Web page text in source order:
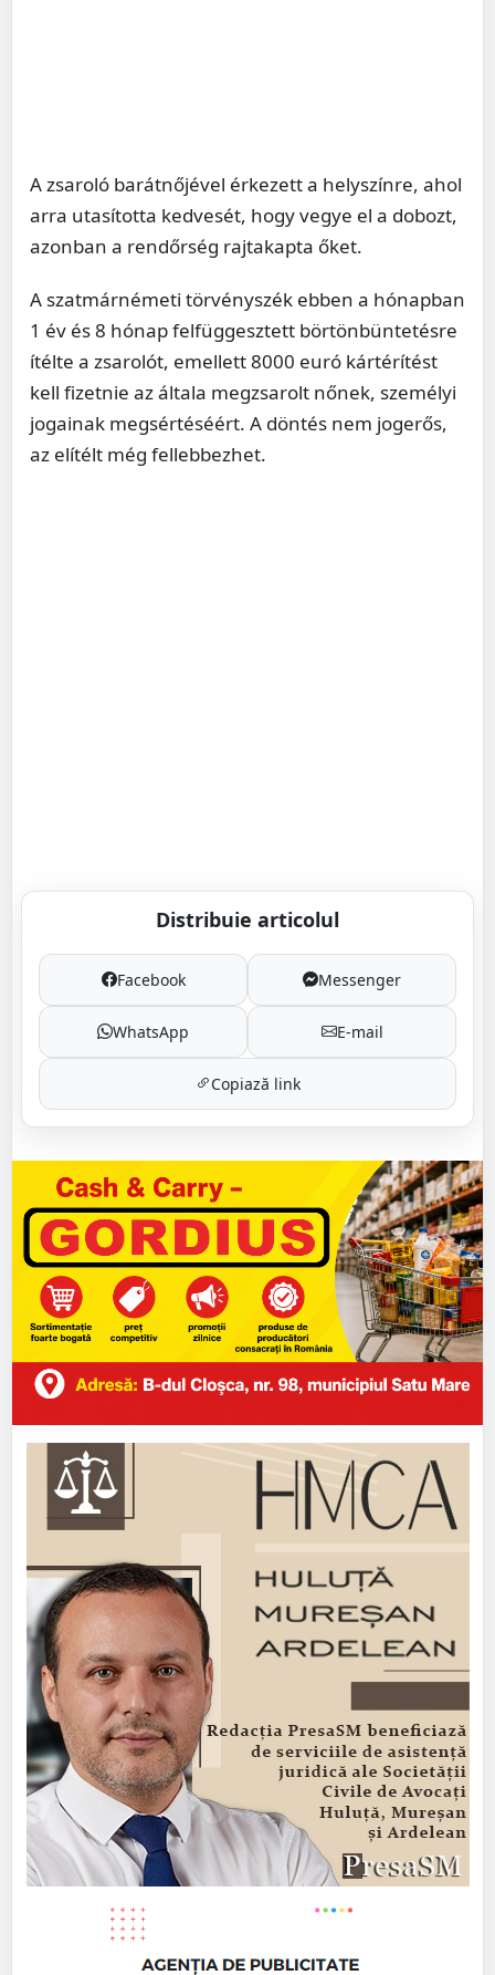
A zsaroló barátnőjével érkezett a helyszínre, ahol
arra utasította kedvesét, hogy vegye el a dobozt,
azonban a rendőrség rajtakapta őket.
A szatmárnémeti törvényszék ebben a hónapban
1 év és 8 hónap felfüggesztett börtönbüntetésre
ítélte a zsarolót, emellett 8000 euró kártérítést
kell fizetnie az általa megzsarolt nőnek, személyi
jogainak megsértéséért. A döntés nem jogerős,
az elítélt még fellebbezhet.
Distribuie articolul
Facebook Messenger
WhatsApp E-mail
Copiază link